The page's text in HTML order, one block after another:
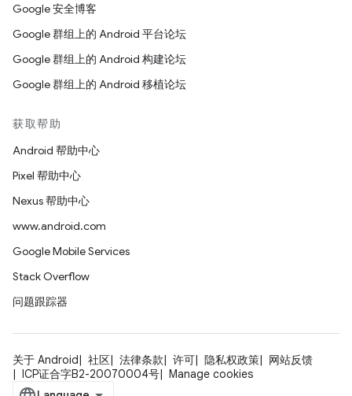
Google 安全博客
Google 群组上的 Android 平台论坛
Google 群组上的 Android 构建论坛
Google 群组上的 Android 移植论坛
获取帮助
Android 帮助中心
Pixel 帮助中心
Nexus 帮助中心
www.android.com
Google Mobile Services
Stack Overflow
问题跟踪器
关于 Android 社区 法律条款 许可 隐私权政策
网站反馈
ICP证合字B2-20070004号
Manage cookies